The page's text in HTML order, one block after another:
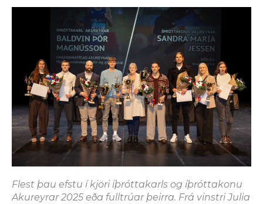
Flest þau efstu í kjöri íþróttakarls og íþróttakonu
Akureyrar 2025 eða fulltrúar þeirra. Frá vinstri Julia